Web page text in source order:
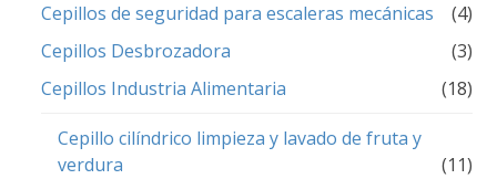
Cepillos de seguridad para escaleras mecánicas
(4)
Cepillos Desbrozadora
(3)
Cepillos Industria Alimentaria
(18)
Cepillo cilíndrico limpieza y lavado de fruta y
verdura
(11)